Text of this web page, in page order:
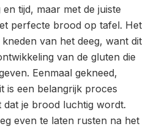
tijd, maar met de juiste
perfecte brood op tafel. Het
van het deeg, want dit
van de gluten die
Eenmaal gekneed,
is een belangrijk proces
je brood luchtig wordt.
even te laten rusten na het